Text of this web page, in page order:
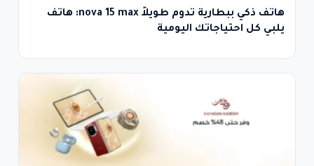
هاتف ذكي ببطارية تدوم طويلاً nova 15 max: هاتف
يلبي كل احتياجاتك اليومية